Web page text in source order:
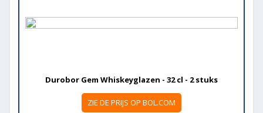
Durobor Gem Whiskeyglazen - 32 cl - 2 stuks
ZIE DE PRIJS OP BOL.COM